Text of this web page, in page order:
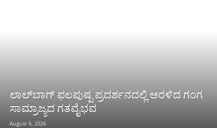
ಲಾಲ್‌ಬಾಗ್ ಫಲಪುಷ್ಪ ಪ್ರದರ್ಶನದಲ್ಲಿ ಅರಳಿದ ಗಂಗ
ಸಾಮ್ರಾಜ್ಯದ ಗತವೈಭವ
August 6, 2026